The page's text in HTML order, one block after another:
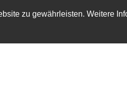
zu gewährleisten. Weitere